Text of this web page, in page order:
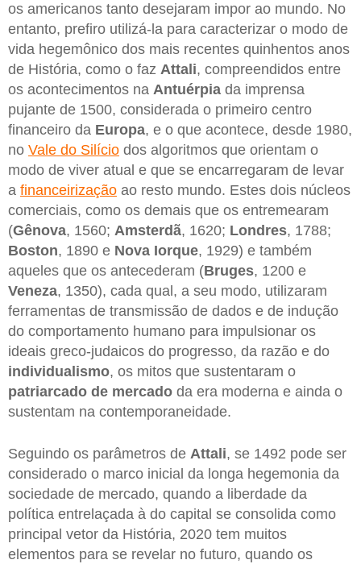
os americanos tanto desejaram impor ao mundo. No
entanto, prefiro utilizá-la para caracterizar o modo de
vida hegemônico dos mais recentes quinhentos anos
de História, como o faz Attali, compreendidos entre
os acontecimentos na Antuérpia da imprensa
pujante de 1500, considerada o primeiro centro
financeiro da Europa, e o que acontece, desde 1980,
no Vale do Silício dos algoritmos que orientam o
modo de viver atual e que se encarregaram de levar
a financeirização ao resto mundo. Estes dois núcleos
comerciais, como os demais que os entremearam
(Gênova, 1560; Amsterdã, 1620; Londres, 1788;
Boston, 1890 e Nova Iorque, 1929) e também
aqueles que os antecederam (Bruges, 1200 e
Veneza, 1350), cada qual, a seu modo, utilizaram
ferramentas de transmissão de dados e de indução
do comportamento humano para impulsionar os
ideais greco-judaicos do progresso, da razão e do
individualismo, os mitos que sustentaram o
patriarcado de mercado da era moderna e ainda o
sustentam na contemporaneidade.
Seguindo os parâmetros de Attali, se 1492 pode ser
considerado o marco inicial da longa hegemonia da
sociedade de mercado, quando a liberdade da
política entrelaçada à do capital se consolida como
principal vetor da História, 2020 tem muitos
elementos para se revelar no futuro, quando os